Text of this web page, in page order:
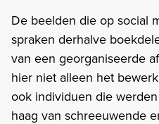
De beelden die op social
spraken derhalve
van een georganiseerde
hier niet alleen het
ook individuen die
haag van schreeuwende